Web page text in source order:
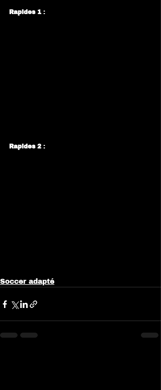
Rapides 1 :
Rapides 2 :
Soccer adapté